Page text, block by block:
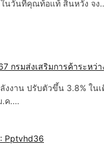
นวันที่คุณท้อแท้ สิ้นหวัง จ
กรมส่งเสริมการค้าระหว่า
าน ปรับตัวขึ้น 3.8% ในเ
.ค.…
Pptvhd36